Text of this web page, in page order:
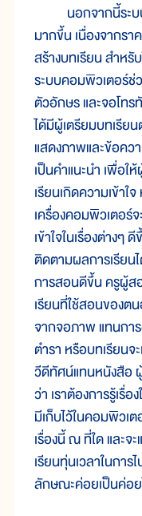
นอกจากนี้ระบบ
มากขึ้น เนื่องจากร
สร้างบทเรียน สำห
ระบบคอมพิวเตอร์ช่
ตัวอักษร และจอโท
ได้มีผู้เตรียมบทเรีย
แสดงภาพและข้อค
เป็นคำแนะนำ เพื่อ
เรียนเกิดความเข้า
เครื่องคอมพิวเตอร์
เข้าใจในเรื่องต่างๆ
ติดตามผลการเรียน
การสอนดีขึ้น ครูผู้ส
เรียนที่ใช้สอนของต
จากจอภาพ แทนกา
ตำรา หรือบทเรียนจ
วีดีทัศน์แทนหนังสือ
ว่า เราต้องการรู้เรื่อ
มีเก็บไว้ในคอมพิวเ
เรื่องนี้ ณ ที่ใด และ
เรียนทุ่นเวลาในกา
ลักษณะค่อยเป็นค่อ